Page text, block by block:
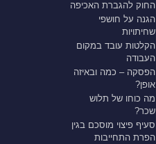
החוק להגברת האכיפה
הגנה על חושפי
שחיתויות
הקלטות עובד במקום
העבודה
הפסקה – כמה ובאיזה
אופן?
מה כוחו של תלוש
שכר?
סעיף פיצוי מוסכם בגין
הפרת התחייבות